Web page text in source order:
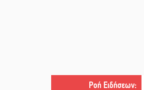
Ροή Ειδήσεων:
||